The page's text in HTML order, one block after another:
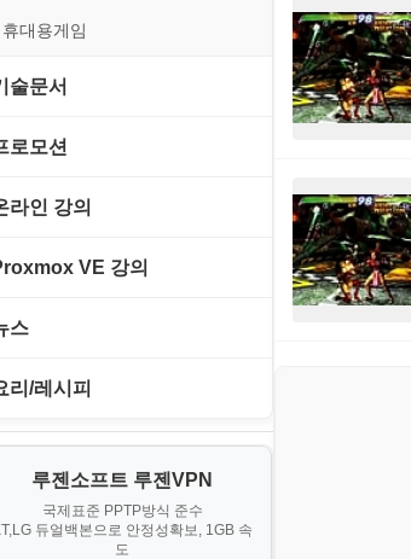
경찰청-외사
이력서
휴대용게임
술문서
C#, .NET, Visual Studio
JavaScript
MacOS/맥북
MCP
MS SQL Server
로모션
고정아이피.net
엔탑프로(NTOPPRO)
휴폐업조회
라인 강의
PHP - 고급
부동산
VE 강의
I. Proxmox VE 기본 환경 구축
IV. 클러스터 및 고가용성 (HA)
V. 고급 기능 및 CLI 활용
스
IT/보안
게임
경제
부동산
리/레시피
노하우
소스/양념장
루젠소프트 루젠VPN
국제표준 PPTP방식 준수
듀얼백본으로 안정성확보, 1GB 속
도